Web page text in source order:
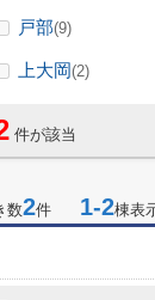
戸部(9)
上大岡(2)
件が該当
数2件 1-2棟表